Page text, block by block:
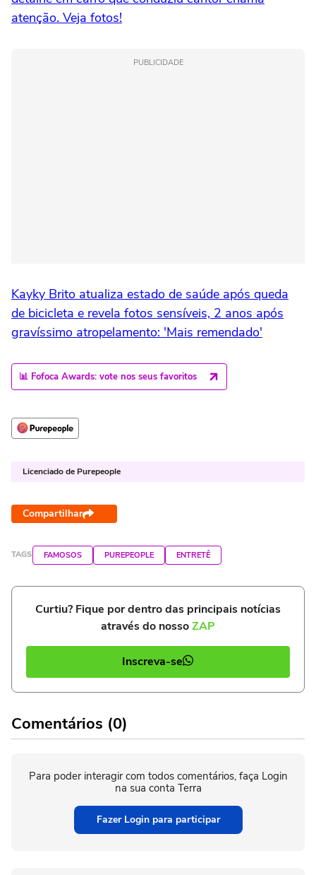
atenção. Veja fotos!
PUBLICIDADE
Kayky Brito atualiza estado de saúde após queda
de bicicleta e revela fotos sensíveis, 2 anos após
gravíssimo atropelamento: 'Mais remendado'
📊 Fofoca Awards: vote nos seus favoritos
Licenciado de Purepeople
Compartilhar
TAGS FAMOSOS PUREPEOPLE ENTRETÊ
Curtiu? Fique por dentro das principais notícias
através do nossoZAP
Inscreva-se
Comentários (0)
Para poder interagir com todos comentários, faça Login
na sua conta Terra
Fazer Login para participar